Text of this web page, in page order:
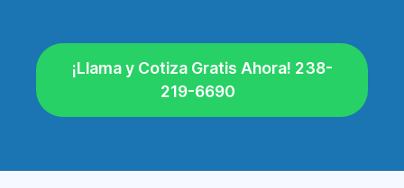
¡Llama y Cotiza Gratis Ahora! 238-
219-6690